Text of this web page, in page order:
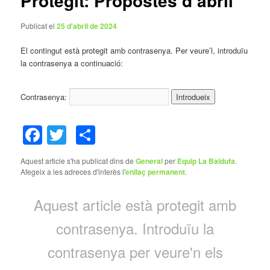
Publicat el25 d'abril de 2024
El contingut està protegit amb contrasenya. Per veure’l, introduïu
la contrasenya a continuació:
Contrasenya:
Facebook
Twitter
Aquest article s'ha publicat dins deGeneralper Equip La Baldufa.
Afegeix a les adreces d'interès l'enllaç permanent.
Aquest article està protegit amb
contrasenya. Introduïu la
contrasenya per veure'n els